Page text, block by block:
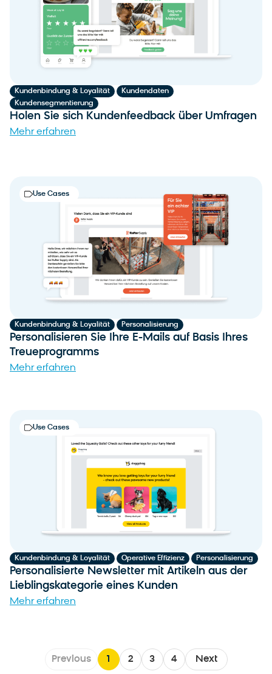
Kundenbindung & Loyalität Kundendaten
Kundensegmentierung
Holen Sie sich Kundenfeedback über Umfragen
Mehr erfahren
Kundenbindung & Loyalität Personalisierung
Personalisieren Sie Ihre E-Mails auf Basis Ihres
Treueprogramms
Mehr erfahren
Use Cases
Kundenbindung & Loyalität Operative Effizienz Personalisierung
Personalisierte Newsletter mit Artikeln aus der
Lieblingskategorie eines Kunden
Mehr erfahren
Use Cases
Previous 1 2 3 4 Next